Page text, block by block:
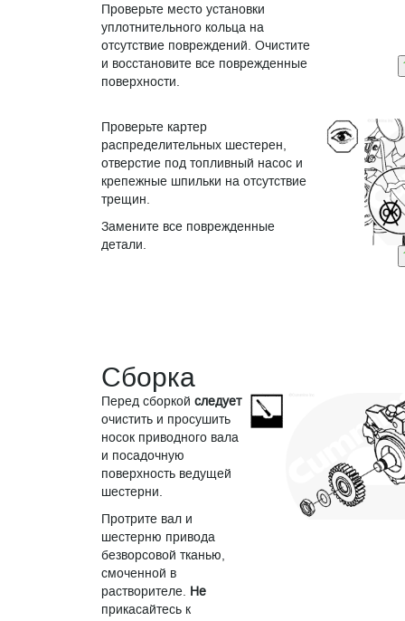
Проверьте место установки
уплотнительного кольца на
отсутствие повреждений. Очистите
и восстановите все поврежденные
поверхности.
Проверьте картер
распределительных шестерен,
отверстие под топливный насос и
крепежные шпильки на отсутствие
трещин.
Замените все поврежденные
детали.
Сборка
Перед сборкойследует
очистить и просушить
носок приводного вала
и посадочную
поверхность ведущей
шестерни.
Протрите вал и
шестерню привода
безворсовой тканью,
смоченной в
растворителе. Не
прикасайтесь к